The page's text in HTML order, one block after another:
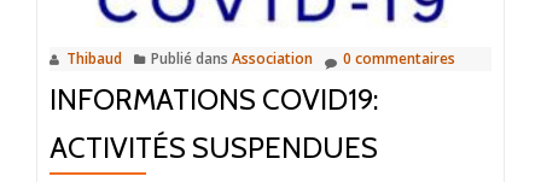
Thibaud Publié dans Association 0 commentaires
INFORMATIONS COVID19:
ACTIVITÉS SUSPENDUES